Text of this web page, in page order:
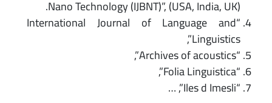
Nano Technology (IJBNT)”, (USA, India, UK).
“International Journal of Language and
Linguistics”,
“Archives of acoustics”,
“Folia Linguistica”,
“Iles d Imesli”, …